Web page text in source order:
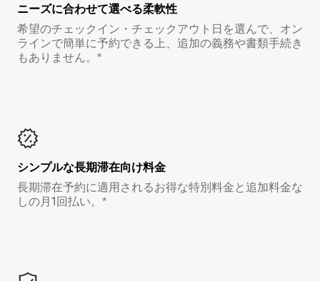
ニーズに合わせて選べる柔軟性
希望のチェックイン・チェックアウト日を選んで、オン
ラインで簡単に予約できる上、追加の義務や書類手続き
もありません。*
シンプルな長期滞在向け料金
長期滞在予約に適用されるお得な特別料金と追加料金な
しの月1回払い。*